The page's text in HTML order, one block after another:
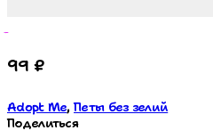
99 ₽
Adopt Me,Петы без зелий
Поделиться